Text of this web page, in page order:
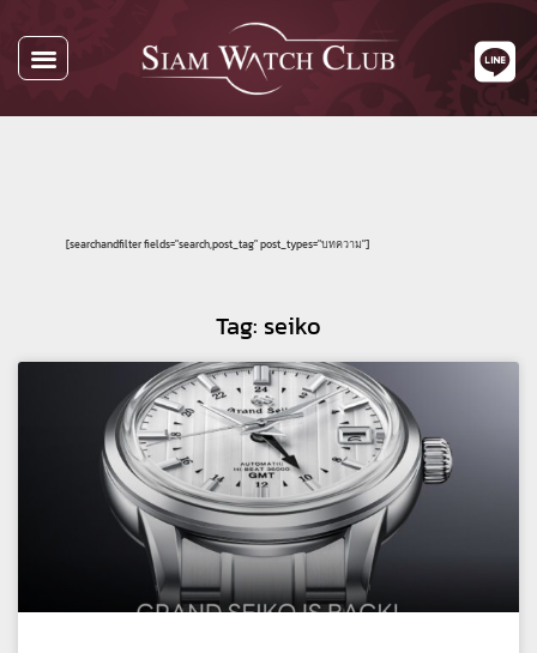
[searchandfilter fields="search,post_tag" post_types="บทความ"]
Tag: seiko